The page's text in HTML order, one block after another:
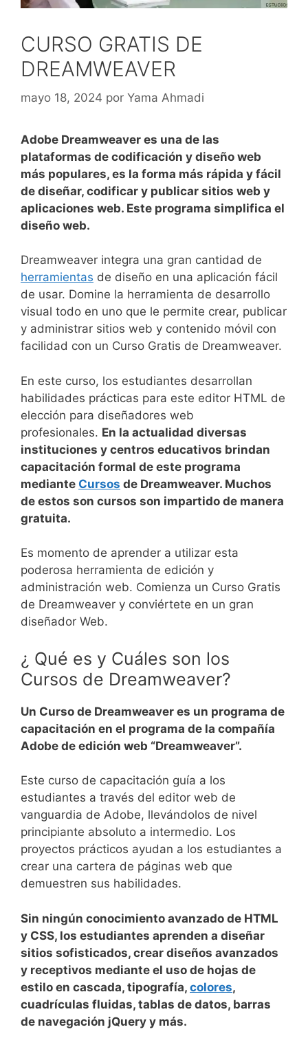
CURSO GRATIS DE
DREAMWEAVER
mayo 18, 2024 por Yama Ahmadi
Adobe Dreamweaver es una de las
plataformas de codificación y diseño web
más populares, es la forma más rápida y fácil
de diseñar, codificar y publicar sitios web y
aplicaciones web. Este programa simplifica el
diseño web.
Dreamweaver integra una gran cantidad de
herramientas de diseño en una aplicación fácil
de usar. Domine la herramienta de desarrollo
visual todo en uno que le permite crear, publicar
y administrar sitios web y contenido móvil con
facilidad con un Curso Gratis de Dreamweaver.
En este curso, los estudiantes desarrollan
habilidades prácticas para este editor HTML de
elección para diseñadores web
profesionales. En la actualidad diversas
instituciones y centros educativos brindan
capacitación formal de este programa
mediante Cursos de Dreamweaver. Muchos
de estos son cursos son impartido de manera
gratuita.
Es momento de aprender a utilizar esta
poderosa herramienta de edición y
administración web. Comienza un Curso Gratis
de Dreamweaver y conviértete en un gran
diseñador Web.
¿ Qué es y Cuáles son los
Cursos de Dreamweaver?
Un Curso de Dreamweaver es un programa de
capacitación en el programa de la compañía
Adobe de edición web “Dreamweaver”.
Este curso de capacitación guía a los
estudiantes a través del editor web de
vanguardia de Adobe, llevándolos de nivel
principiante absoluto a intermedio. Los
proyectos prácticos ayudan a los estudiantes a
crear una cartera de páginas web que
demuestren sus habilidades.
Sin ningún conocimiento avanzado de HTML
y CSS, los estudiantes aprenden a diseñar
sitios sofisticados, crear diseños avanzados
y receptivos mediante el uso de hojas de
estilo en cascada, tipografía, colores,
cuadrículas fluidas, tablas de datos, barras
de navegación jQuery y más.